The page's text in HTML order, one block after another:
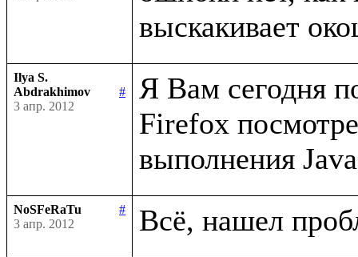
Ilya S.
Abdrakhimov
#
3 апр. 2012
Я Вам сегодня
Firefox
NoSFeRaTu
#
3 апр. 2012